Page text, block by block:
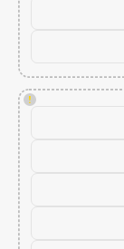
!